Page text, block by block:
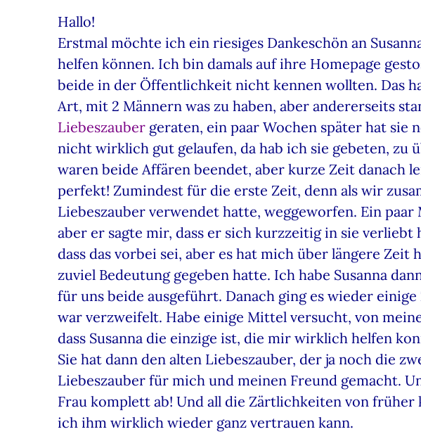
Hallo!
Erstmal möchte ich ein riesiges Dankeschön an
helfen können. Ich bin damals auf ihre Homepage
beide in der Öffentlichkeit nicht kennen wollten. Das
Art, mit 2 Männern was zu haben, aber andererseits
Liebeszauber geraten, ein paar Wochen später hat
nicht wirklich gut gelaufen, da hab ich sie gebeten, zu
waren beide Affären beendet, aber kurze Zeit danach
perfekt! Zumindest für die erste Zeit, denn als wir
Liebeszauber verwendet hatte, weggeworfen. Ein
aber er sagte mir, dass er sich kurzzeitig in sie
dass das vorbei sei, aber es hat mich über längere
zuviel Bedeutung gegeben hatte. Ich habe Susanna
für uns beide ausgeführt. Danach ging es wieder
war verzweifelt. Habe einige Mittel versucht, von
dass Susanna die einzige ist, die mir wirklich helfen
Sie hat dann den alten Liebeszauber, der ja noch die
Liebeszauber für mich und meinen Freund gemacht.
Frau komplett ab! Und all die Zärtlichkeiten von
ich ihm wirklich wieder ganz vertrauen kann.